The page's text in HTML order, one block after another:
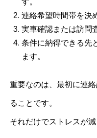
す。
連絡希望時間帯を決
実車確認または訪問
条件に納得できる先
ます。
重要なのは、最初に連
ることです。
それだけでストレスが